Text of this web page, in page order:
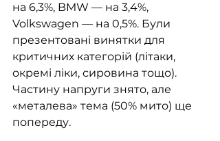
на 6,3%, BMW — на 3,4%,
Volkswagen — на 0,5%. Були
презентовані винятки для
критичних категорій (літаки,
окремі ліки, сировина тощо).
Частину напруги знято, але
«металева» тема (50% мито) ще
попереду.